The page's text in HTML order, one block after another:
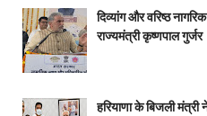
दिव्यांग और वरिष्ठ
राज्यमंत्री कृष्णपाल गुर्जर
हरियाणा के बिजली